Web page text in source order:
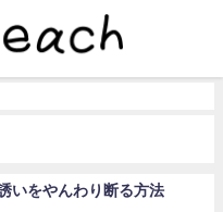
いをやんわり断る方法